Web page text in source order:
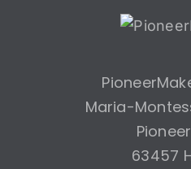
Maria-
63457